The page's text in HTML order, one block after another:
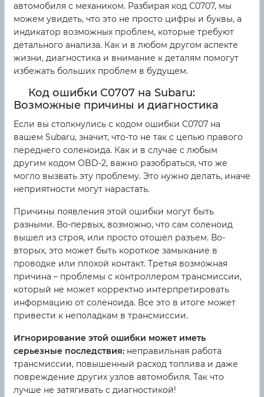
автомобиля с механиком. Разбирая код C0707, мы
можем увидеть, что это не просто цифры и буквы, а
индикатор возможных проблем, которые требуют
детального анализа. Как и в любом другом аспекте
жизни, диагностика и внимание к деталям помогут
избежать больших проблем в будущем.
Код ошибки C0707 на Subaru:
Возможные причины и диагностика
Если вы столкнулись с кодом ошибки C0707 на
вашем Subaru, значит, что-то не так с цепью правого
переднего соленоида. Как и в случае с любым
другим кодом OBD-2, важно разобраться, что же
могло вызвать эту проблему. Это нужно делать, иначе
неприятности могут нарастать.
Причины появления этой ошибки могут быть
разными. Во-первых, возможно, что сам соленоид
вышел из строя, или просто отошел разъем. Во-
вторых, это может быть короткое замыкание в
проводке или плохой контакт. Третья возможная
причина – проблемы с контроллером трансмиссии,
который не может корректно интерпретировать
информацию от соленоида. Все это в итоге может
привести к неполадкам в трансмиссии.
Игнорирование этой ошибки может иметь
серьезные последствия: неправильная работа
трансмиссии, повышенный расход топлива и даже
повреждение других узлов автомобиля. Так что
лучше не затягивать с диагностикой!